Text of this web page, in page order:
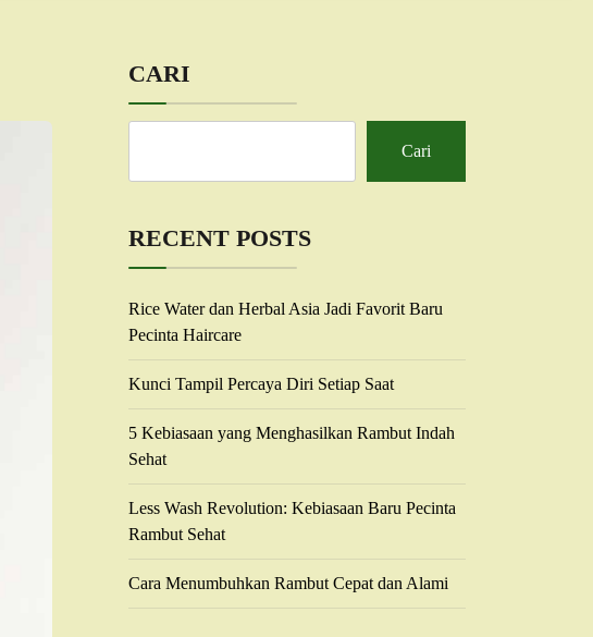
CARI
Cari
RECENT POSTS
Rice Water dan Herbal Asia Jadi Favorit Baru
Pecinta Haircare
Kunci Tampil Percaya Diri Setiap Saat
5 Kebiasaan yang Menghasilkan Rambut Indah
Sehat
Less Wash Revolution: Kebiasaan Baru Pecinta
Rambut Sehat
Cara Menumbuhkan Rambut Cepat dan Alami